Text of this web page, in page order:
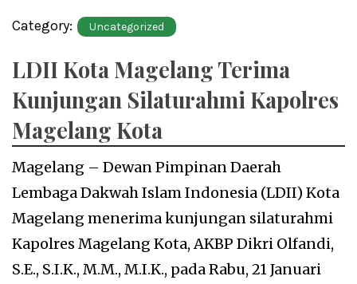
Category: Uncategorized
LDII Kota Magelang Terima
Kunjungan Silaturahmi Kapolres
Magelang Kota
Magelang – Dewan Pimpinan Daerah
Lembaga Dakwah Islam Indonesia (LDII) Kota
Magelang menerima kunjungan silaturahmi
Kapolres Magelang Kota, AKBP Dikri Olfandi,
S.E., S.I.K., M.M., M.I.K., pada Rabu, 21 Januari